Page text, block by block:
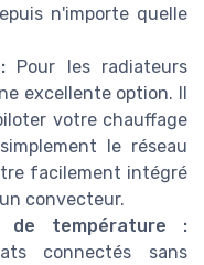
n'importe quelle
Pour les radiateurs
excellente option. Il
votre chauffage
le réseau
facilement intégré
convecteur.
de température :
connectés sans